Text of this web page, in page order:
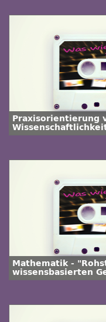
Praxisorientierung
beides!
Mathematik -
wissensbasierten